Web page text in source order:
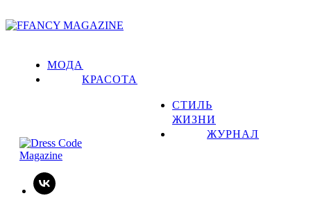
МОДА
КРАСОТА
СТИЛЬ
ЖИЗНИ
ЖУРНАЛ